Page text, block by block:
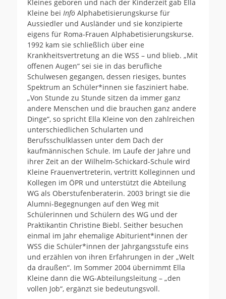
Kleines geboren und nach der Kinderzeit gab Ella
Kleine bei Infö Alphabetisierungskurse für
Aussiedler und Ausländer und sie konzipierte
eigens für Roma-Frauen Alphabetisierungskurse.
1992 kam sie schließlich über eine
Krankheitsvertretung an die WSS – und blieb. „Mit
offenen Augen“ sei sie in das berufliche
Schulwesen gegangen, dessen riesiges, buntes
Spektrum an Schüler*innen sie fasziniert habe.
„Von Stunde zu Stunde sitzen da immer ganz
andere Menschen und die brauchen ganz andere
Dinge“, so spricht Ella Kleine von den zahlreichen
unterschiedlichen Schularten und
Berufsschulklassen unter dem Dach der
kaufmännischen Schule. Im Laufe der Jahre und
ihrer Zeit an der Wilhelm-Schickard-Schule wird
Kleine Frauenvertreterin, vertritt Kolleginnen und
Kollegen im ÖPR und unterstützt die Abteilung
WG als Oberstufenberaterin. 2003 bringt sie die
Alumni-Begegnungen auf den Weg mit
Schülerinnen und Schülern des WG und der
Praktikantin Christine Biebl. Seither besuchen
einmal im Jahr ehemalige Abiturient*innen der
WSS die Schüler*innen der Jahrgangsstufe eins
und erzählen von ihren Erfahrungen in der „Welt
da draußen“. Im Sommer 2004 übernimmt Ella
Kleine dann die WG-Abteilungsleitung – „den
vollen Job“, ergänzt sie bedeutungsvoll.